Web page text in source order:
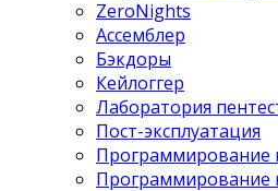
ZeroNights
Ассемблер
Бэкдоры
Кейлоггер
Лаборатория
Пост-эксплуатация
Программирование
Программирование